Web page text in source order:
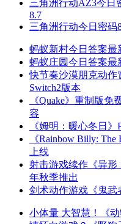
三角洲行动AZ3今日
8.7
三角洲行动今日密码
蚂蚁新村今日答案最
蚂蚁庄园今日答案最
快节奏沙漠朋克动作
Switch2版本
《Quake》重制版
容
《姆明：暖心冬日
《Rainbow Billy:
上线
射击游戏续作《异形
年秋季推出
剑术动作游戏《鬼武
小体量 大智慧！《